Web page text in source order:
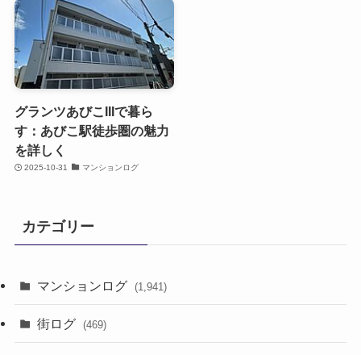
グランツあびこIIIで暮ら
す：あびこ駅徒歩圏の魅力
を詳しく
2025-10-31 マンションログ
カテゴリー
マンションログ (1,941)
街ログ (469)